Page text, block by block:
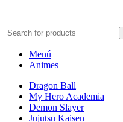
Menú
Animes
Dragon Ball
My Hero Academia
Demon Slayer
Jujutsu Kaisen